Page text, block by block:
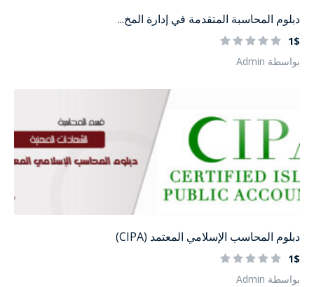
دبلوم المحاسبة المتقدمة في إدارة المخ...
1$
بواسطة Admin
دبلوم المحاسب الإسلامي المعتمد (CIPA)
1$
بواسطة Admin